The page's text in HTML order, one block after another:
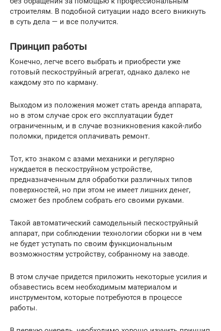
строителям. В подобной ситуации надо всего вникнуть
в суть дела — и все получится.
Принцип работы
Конечно, легче всего выбрать и приобрести уже
готовый пескоструйный агрегат, однако далеко не
каждому это по карману.
Выходом из положения может стать аренда аппарата,
но в этом случае срок его эксплуатации будет
ограниченным, и в случае возникновения какой-либо
поломки, придется оплачивать ремонт.
Тот, кто знаком с азами механики и регулярно
нуждается в пескоструйном устройстве,
предназначенным для обработки различных типов
поверхностей, но при этом не имеет лишних денег,
сможет без проблем собрать его своими руками.
Такой автоматический самодельный пескоструйный
аппарат, при соблюдении технологии сборки ни в чем
не будет уступать по своим функциональным
возможностям устройству, собранному на заводе.
В этом случае придется приложить некоторые усилия и
обзавестись всем необходимым материалом и
инструментом, которые потребуются в процессе
работы.